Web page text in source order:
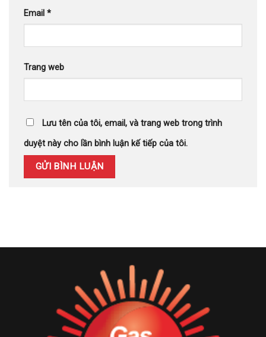
Email *
Trang web
Lưu tên của tôi, email, và trang web trong trình
duyệt này cho lần bình luận kế tiếp của tôi.